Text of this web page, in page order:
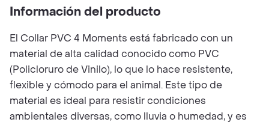
Información del producto
El Collar PVC 4 Moments está fabricado con un
material de alta calidad conocido como PVC
(Policloruro de Vinilo), lo que lo hace resistente,
flexible y cómodo para el animal. Este tipo de
material es ideal para resistir condiciones
ambientales diversas, como lluvia o humedad, y es